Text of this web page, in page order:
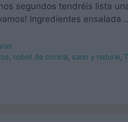
segundos tendréis lista
Ingredientes ensalada
robot de cocina sano y natural